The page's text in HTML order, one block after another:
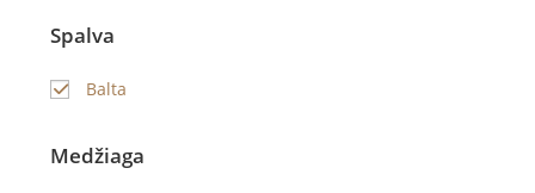
Spalva
Balta
Medžiaga